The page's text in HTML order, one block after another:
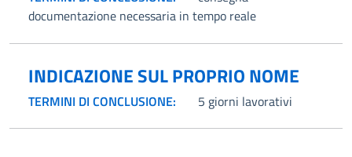
documentazione necessaria in tempo reale
INDICAZIONE SUL PROPRIO NOME
TERMINI DI CONCLUSIONE: 5 giorni lavorativi